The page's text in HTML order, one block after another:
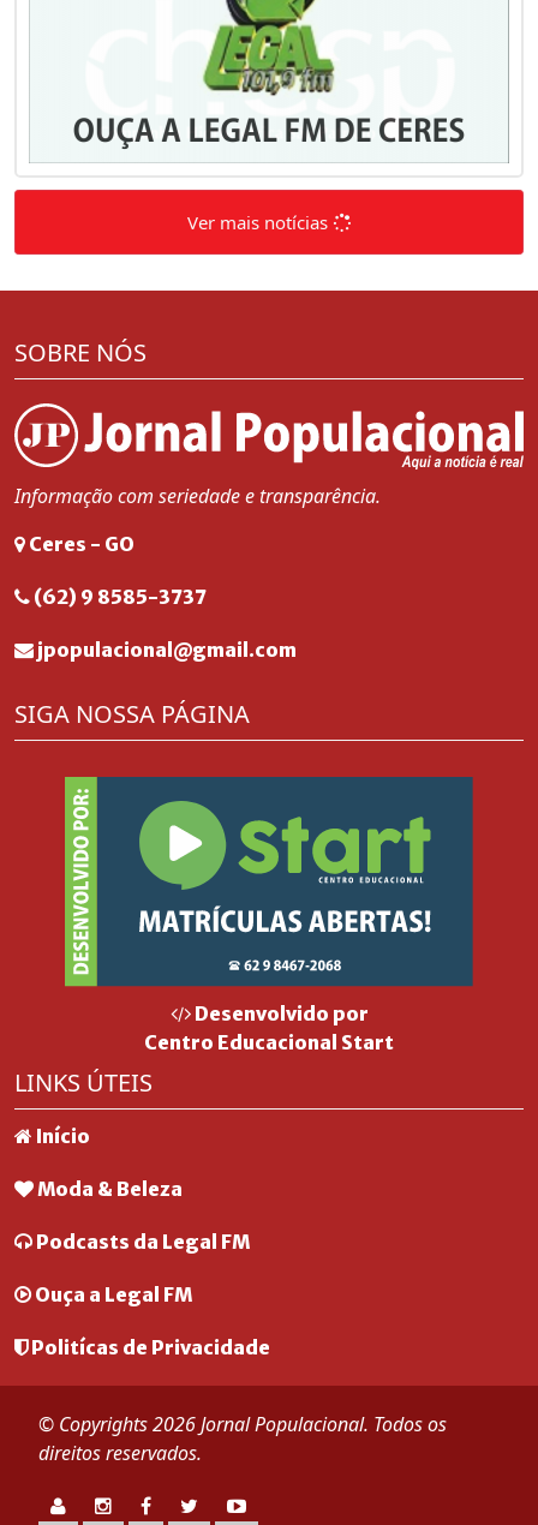
Ver mais notícias
SOBRE NÓS
Informação com seriedade e transparência.
Ceres - GO
(62) 9 8585-3737
jpopulacional@gmail.com
SIGA NOSSA PÁGINA
Desenvolvido por
Centro Educacional Start
LINKS ÚTEIS
Início
Moda & Beleza
Podcasts da Legal FM
Ouça a Legal FM
Politícas de Privacidade
© Copyrights 2026 Jornal Populacional. Todos os
direitos reservados.